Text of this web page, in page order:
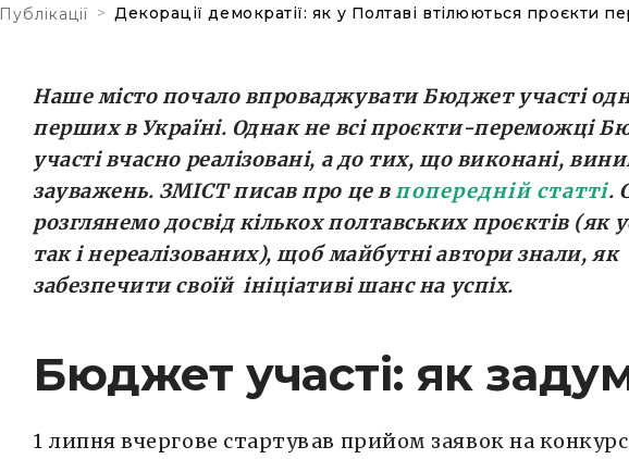
Публікації > Декорації демократії: як у Полтаві втілюються проєкти
Наше місто почало впроваджувати Бюджет участі
перших в Україні. Однак не всі проєкти-переможці
участі вчасно реалізовані, а до тих, що виконані,
зауважень. ЗМІСТ писав про це впопередній статті.
розглянемо досвід кількох полтавських проєктів (як
так і нереалізованих), щоб майбутні автори знали, як
забезпечити своїй ініціативі шанс на успіх.
Бюджет участі: як
1 липня вчергове стартував прийом заявок на